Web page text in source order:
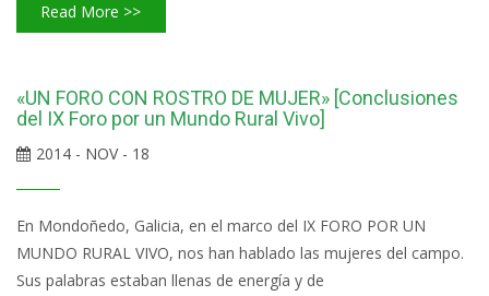
Read More >>
«UN FORO CON ROSTRO DE MUJER» [Conclusiones
del IX Foro por un Mundo Rural Vivo]
2014 - NOV - 18
En Mondoñedo, Galicia, en el marco del IX FORO POR UN
MUNDO RURAL VIVO, nos han hablado las mujeres del campo.
Sus palabras estaban llenas de energía y de